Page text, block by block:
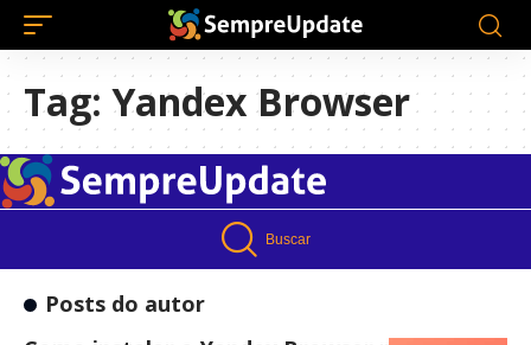
Tag: Yandex Browser
Buscar
Posts do autor